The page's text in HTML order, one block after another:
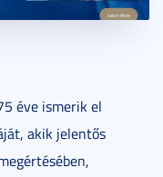
éve ismerik el
akik jelentős